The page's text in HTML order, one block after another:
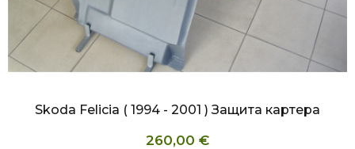
БЫСТРЫЙ ПРОСМОТР
Skoda Felicia ( 1994 - 2001 ) Защита картера
260,00 €